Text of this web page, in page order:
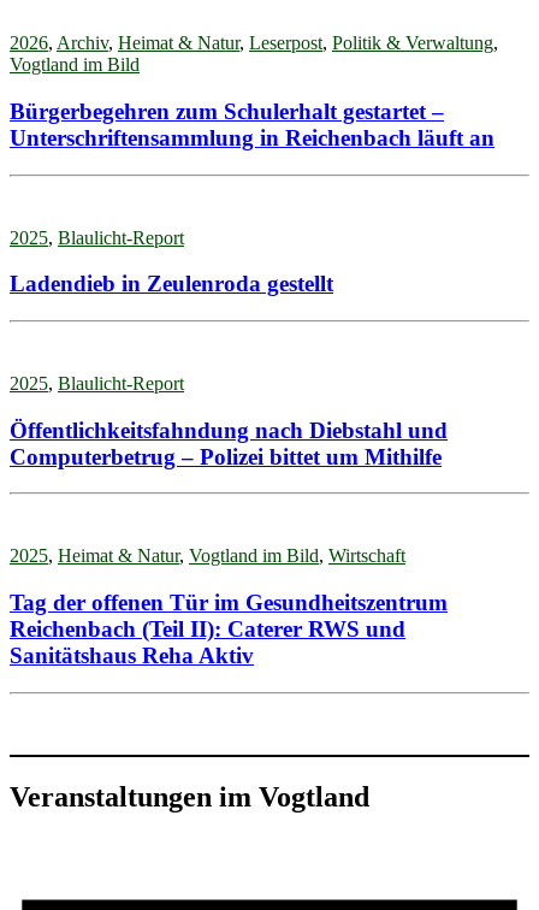
2026, Archiv, Heimat & Natur, Leserpost, Politik & Verwaltung,
Vogtland im Bild
Bürgerbegehren zum Schulerhalt gestartet –
Unterschriftensammlung in Reichenbach läuft an
2025, Blaulicht-Report
Ladendieb in Zeulenroda gestellt
2025, Blaulicht-Report
Öffentlichkeitsfahndung nach Diebstahl und
Computerbetrug – Polizei bittet um Mithilfe
2025, Heimat & Natur, Vogtland im Bild, Wirtschaft
Tag der offenen Tür im Gesundheitszentrum
Reichenbach (Teil II): Caterer RWS und
Sanitätshaus Reha Aktiv
Veranstaltungen im Vogtland